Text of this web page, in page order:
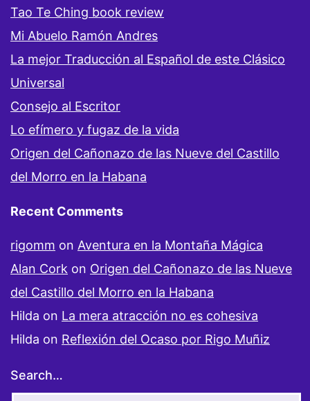
Tao Te Ching book review
Mi Abuelo Ramón Andres
La mejor Traducción al Español de este Clásico
Universal
Consejo al Escritor
Lo efímero y fugaz de la vida
Origen del Cañonazo de las Nueve del Castillo
del Morro en la Habana
Recent Comments
rigomm on Aventura en la Montaña Mágica
Alan Cork on Origen del Cañonazo de las Nueve
del Castillo del Morro en la Habana
Hilda on La mera atracción no es cohesiva
Hilda on Reflexión del Ocaso por Rigo Muñiz
Search…